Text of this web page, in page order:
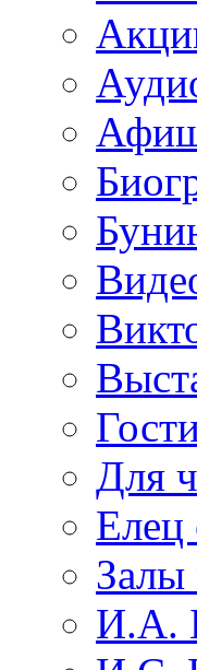
Для
Елец
Залы
И.А.